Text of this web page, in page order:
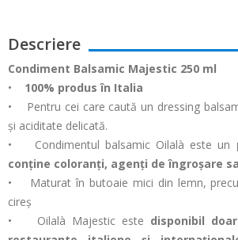
Descriere
Condiment Balsamic Majestic 250 ml
•
100% produs în Italia
• Pentru cei care caută un dressing
și aciditate delicată.
• Condimentul balsamic Oilalà este un
conține coloranți, agenți de îngroșare
• Maturat în butoaie mici din lemn,
cireș
• Oilalà Majestic este disponibil